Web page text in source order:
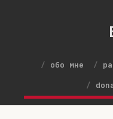
обо мне